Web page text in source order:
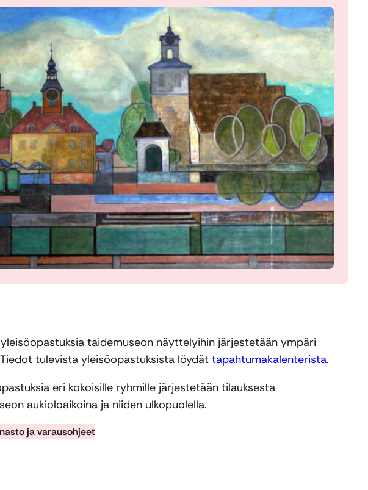
taidemuseon näyttelyihin järjestetään ympäri
tulevista yleisöopastuksista löydät tapahtumakalenterista.
eri kokoisille ryhmille järjestetään tilauksesta
aukioloaikoina ja niiden ulkopuolella.
ja varausohjeet